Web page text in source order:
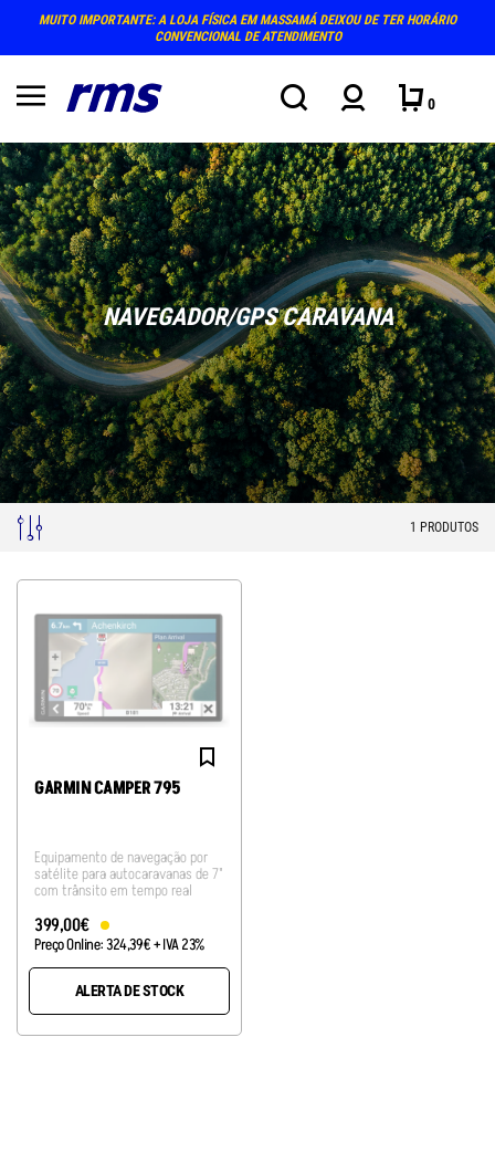
MUITO IMPORTANTE: A LOJA FÍSICA EM MASSAMÁ DEIXOU DE TER HORÁRIO
CONVENCIONAL DE ATENDIMENTO
0
NAVEGADOR/GPS CARAVANA
1 PRODUTOS
GARMIN CAMPER 795
Equipamento de navegação por
satélite para autocaravanas de 7"
com trânsito em tempo real
399,00€
Preço Online:324,39€+ IVA 23%
ALERTA DE STOCK